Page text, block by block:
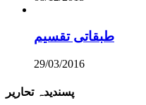
طبقاتی تقسیم
29/03/2016
پسندیدہ تحاریر